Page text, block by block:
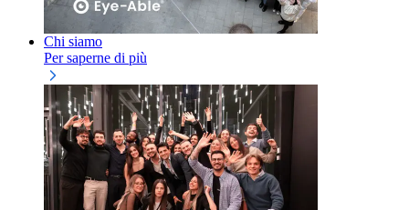
Chi siamo
Per saperne di più